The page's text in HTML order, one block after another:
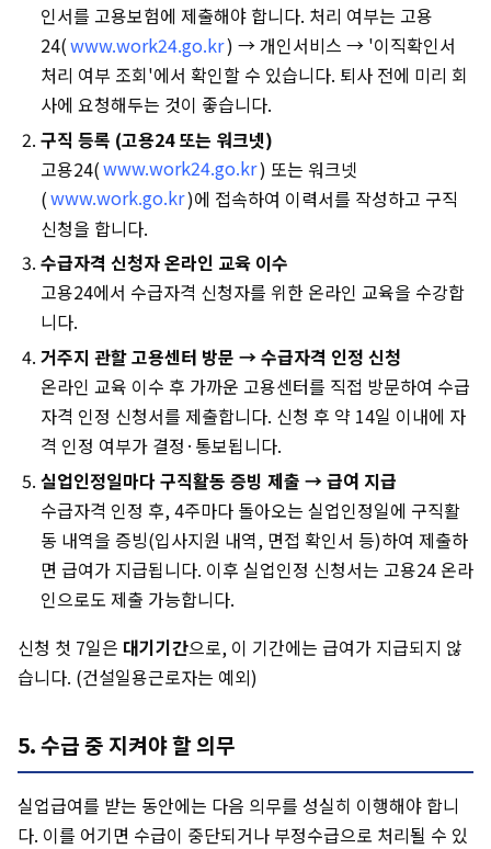
인서를 고용보험에 제출해야 합니다. 처리 여부는 고용
24(www.work24.go.kr) → 개인서비스 → '이직확인서
처리 여부 조회'에서 확인할 수 있습니다. 퇴사 전에 미리 회
사에 요청해두는 것이 좋습니다.
구직 등록 (고용24 또는 워크넷)
고용24(www.work24.go.kr) 또는 워크넷
(www.work.go.kr)에 접속하여 이력서를 작성하고 구직
신청을 합니다.
수급자격 신청자 온라인 교육 이수
고용24에서 수급자격 신청자를 위한 온라인 교육을 수강합
니다.
거주지 관할 고용센터 방문 → 수급자격 인정 신청
온라인 교육 이수 후 가까운 고용센터를 직접 방문하여 수급
자격 인정 신청서를 제출합니다. 신청 후 약 14일 이내에 자
격 인정 여부가 결정·통보됩니다.
실업인정일마다 구직활동 증빙 제출 → 급여 지급
수급자격 인정 후, 4주마다 돌아오는 실업인정일에 구직활
동 내역을 증빙(입사지원 내역, 면접 확인서 등)하여 제출하
면 급여가 지급됩니다. 이후 실업인정 신청서는 고용24 온라
인으로도 제출 가능합니다.
신청 첫 7일은 대기기간으로, 이 기간에는 급여가 지급되지 않
습니다. (건설일용근로자는 예외)
5. 수급 중 지켜야 할 의무
실업급여를 받는 동안에는 다음 의무를 성실히 이행해야 합니
다. 이를 어기면 수급이 중단되거나 부정수급으로 처리될 수 있